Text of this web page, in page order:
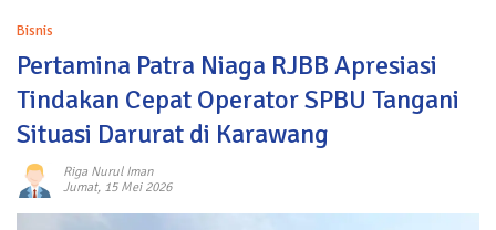
Bisnis
Pertamina Patra Niaga RJBB Apresiasi
Tindakan Cepat Operator SPBU Tangani
Situasi Darurat di Karawang
Riga Nurul Iman
Jumat, 15 Mei 2026